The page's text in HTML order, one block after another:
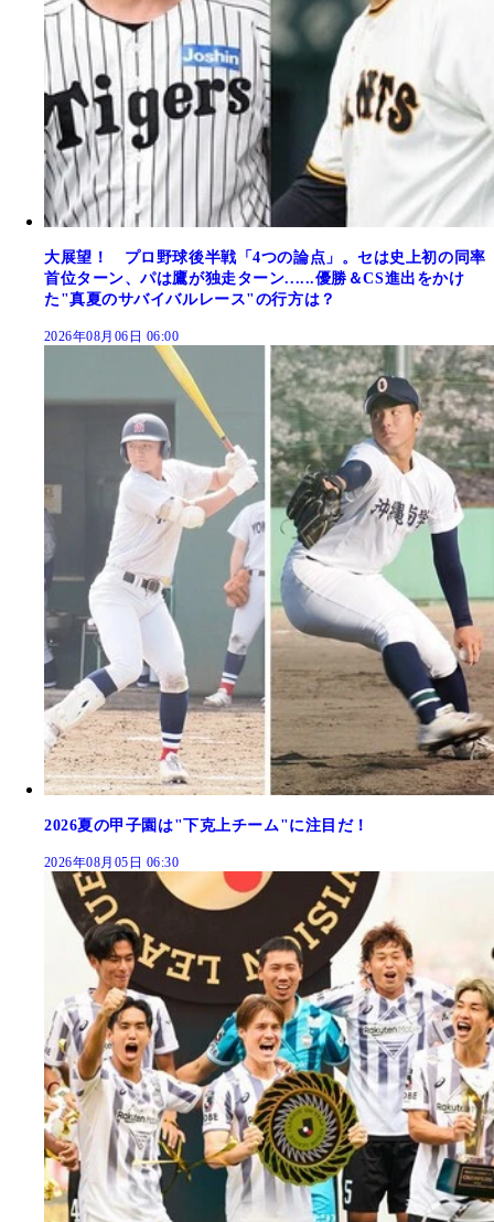
大展望！ プロ野球後半戦「4つの論点」。セは史上初の同率
首位ターン、パは鷹が独走ターン......優勝＆CS進出をかけ
た"真夏のサバイバルレース"の行方は？
2026年08月06日 06:00
2026夏の甲子園は"下克上チーム"に注目だ！
2026年08月05日 06:30